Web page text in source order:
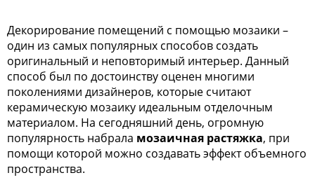
Декорирование помещений с помощью мозаики –
один из самых популярных способов создать
оригинальный и неповторимый интерьер. Данный
способ был по достоинству оценен многими
поколениями дизайнеров, которые считают
керамическую мозаику идеальным отделочным
материалом. На сегодняшний день, огромную
популярность набрала мозаичная растяжка, при
помощи которой можно создавать эффект объемного
пространства.